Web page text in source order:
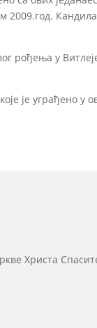
рођења у
је уграђено у
Христа